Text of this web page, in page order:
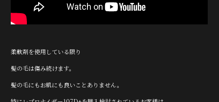
柔軟剤を使用している限り
髪の毛は傷み続けます。
髪の毛にもお肌にも良いことありません。